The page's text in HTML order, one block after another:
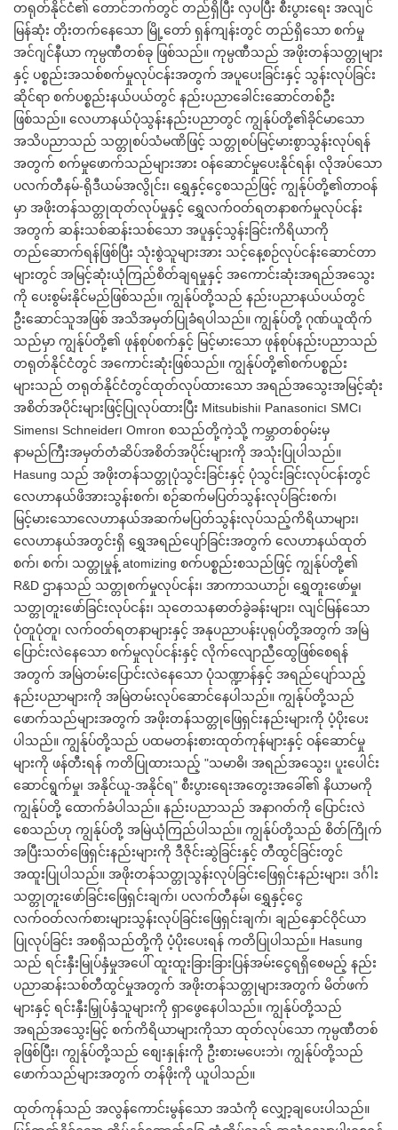
တရုတ်နိုင်ငံ၏ တောင်ဘက်တွင် တည်ရှိပြီး လှပပြီး စီးပွားရေး အလျင်
မြန်ဆုံး တိုးတက်နေသော မြို့တော် ရှန်ကျန်းတွင် တည်ရှိသော စက်မှု
အင်ဂျင်နီယာ ကုမ္ပဏီတစ်ခု ဖြစ်သည်။ ကုမ္ပဏီသည် အဖိုးတန်သတ္တုများ
နှင့် ပစ္စည်းအသစ်စက်မှုလုပ်ငန်းအတွက် အပူပေးခြင်းနှင့် သွန်းလုပ်ခြင်း
ဆိုင်ရာ စက်ပစ္စည်းနယ်ပယ်တွင် နည်းပညာခေါင်းဆောင်တစ်ဦး
ဖြစ်သည်။ လေဟာနယ်ပုံသွန်းနည်းပညာတွင် ကျွန်ုပ်တို့၏ခိုင်မာသော
အသိပညာသည် သတ္တုစပ်သံမဏိဖြင့် သတ္တုစပ်မြင့်မားစွာသွန်းလုပ်ရန်
အတွက် စက်မှုဖောက်သည်များအား ဝန်ဆောင်မှုပေးနိုင်ရန်၊ လိုအပ်သော
ပလက်တီနမ်-ရိုဒီယမ်အလွိုင်း၊ ရွှေနှင့်ငွေစသည်ဖြင့် ကျွန်ုပ်တို့၏တာဝန်
မှာ အဖိုးတန်သတ္တုထုတ်လုပ်မှုနှင့် ရွှေလက်ဝတ်ရတနာစက်မှုလုပ်ငန်း
အတွက် ဆန်းသစ်ဆန်းသစ်သော အပူနှင့်သွန်းခြင်းကိရိယာကို
တည်ဆောက်ရန်ဖြစ်ပြီး သုံးစွဲသူများအား သင့်နေ့စဉ်လုပ်ငန်းဆောင်တာ
များတွင် အမြင့်ဆုံးယုံကြည်စိတ်ချရမှုနှင့် အကောင်းဆုံးအရည်အသွေး
ကို ပေးစွမ်းနိုင်မည်ဖြစ်သည်။ ကျွန်ုပ်တို့သည် နည်းပညာနယ်ပယ်တွင်
ဦးဆောင်သူအဖြစ် အသိအမှတ်ပြုခံရပါသည်။ ကျွန်ုပ်တို့ ဂုဏ်ယူထိုက်
သည်မှာ ကျွန်ုပ်တို့၏ ဖုန်စုပ်စက်နှင့် မြင့်မားသော ဖုန်စုပ်နည်းပညာသည်
တရုတ်နိုင်ငံတွင် အကောင်းဆုံးဖြစ်သည်။ ကျွန်ုပ်တို့၏စက်ပစ္စည်း
များသည် တရုတ်နိုင်ငံတွင်ထုတ်လုပ်ထားသော အရည်အသွေးအမြင့်ဆုံး
အစိတ်အပိုင်းများဖြင့်ပြုလုပ်ထားပြီး Mitsubishi၊ Panasonic၊ SMC၊
Simens၊ Schneider၊ Omron စသည်တို့ကဲ့သို့ ကမ္ဘာတစ်ဝှမ်းမှ
နာမည်ကြီးအမှတ်တံဆိပ်အစိတ်အပိုင်းများကို အသုံးပြုပါသည်။
Hasung သည် အဖိုးတန်သတ္တုပုံသွင်းခြင်းနှင့် ပုံသွင်းခြင်းလုပ်ငန်းတွင်
လေဟာနယ်ဖိအားသွန်းစက်၊ စဉ်ဆက်မပြတ်သွန်းလုပ်ခြင်းစက်၊
မြင့်မားသောလေဟာနယ်အဆက်မပြတ်သွန်းလုပ်သည့်ကိရိယာများ၊
လေဟာနယ်အတွင်းရှိ ရွှေအရည်ပျော်ခြင်းအတွက် လေဟာနယ်ထုတ်
စက်၊ စက်၊ သတ္တုမှုန့် atomizing စက်ပစ္စည်းစသည်ဖြင့် ကျွန်ုပ်တို့၏
R&D ဌာနသည် သတ္တုစက်မှုလုပ်ငန်း၊ အာကာသယာဉ်၊ ရွှေတူးဖော်မှု၊
သတ္တုတူးဖော်ခြင်းလုပ်ငန်း၊ သုတေသနဓာတ်ခွဲခန်းများ၊ လျင်မြန်သော
ပုံတူပုံတူ၊ လက်ဝတ်ရတနာများနှင့် အနုပညာပန်းပုရုပ်တို့အတွက် အမြဲ
ပြောင်းလဲနေသော စက်မှုလုပ်ငန်းနှင့် လိုက်လျောညီထွေဖြစ်စေရန်
အတွက် အမြဲတမ်းပြောင်းလဲနေသော ပုံသဏ္ဍာန်နှင့် အရည်ပျော်သည့်
နည်းပညာများကို အမြဲတမ်းလုပ်ဆောင်နေပါသည်။ ကျွန်ုပ်တို့သည်
ဖောက်သည်များအတွက် အဖိုးတန်သတ္တုဖြေရှင်းနည်းများကို ပံ့ပိုးပေး
ပါသည်။ ကျွန်ုပ်တို့သည် ပထမတန်းစားထုတ်ကုန်များနှင့် ဝန်ဆောင်မှု
များကို ဖန်တီးရန် ကတိပြုထားသည့် "သမာဓိ၊ အရည်အသွေး၊ ပူးပေါင်း
ဆောင်ရွက်မှု၊ အနိုင်ယူ-အနိုင်ရ" စီးပွားရေးအတွေးအခေါ်၏ နိယာမကို
ကျွန်ုပ်တို့ ထောက်ခံပါသည်။ နည်းပညာသည် အနာဂတ်ကို ပြောင်းလဲ
စေသည်ဟု ကျွန်ုပ်တို့ အမြဲယုံကြည်ပါသည်။ ကျွန်ုပ်တို့သည် စိတ်ကြိုက်
အပြီးသတ်ဖြေရှင်းနည်းများကို ဒီဇိုင်းဆွဲခြင်းနှင့် တီထွင်ခြင်းတွင်
အထူးပြုပါသည်။ အဖိုးတန်သတ္တုသွန်းလုပ်ခြင်းဖြေရှင်းနည်းများ၊ ဒင်္ဂါး
သတ္တုတူးဖော်ခြင်းဖြေရှင်းချက်၊ ပလက်တီနမ်၊ ရွှေနှင့်ငွေ
လက်ဝတ်လက်စားများသွန်းလုပ်ခြင်းဖြေရှင်းချက်၊ ချည်နှောင်ဝိုင်ယာ
ပြုလုပ်ခြင်း အစရှိသည်တို့ကို ပံ့ပိုးပေးရန် ကတိပြုပါသည်။ Hasung
သည် ရင်းနှီးမြုပ်နှံမှုအပေါ် ထူးထူးခြားခြားပြန်အမ်းငွေရရှိစေမည့် နည်း
ပညာဆန်းသစ်တီထွင်မှုအတွက် အဖိုးတန်သတ္တုများအတွက် မိတ်ဖက်
များနှင့် ရင်းနှီးမြှုပ်နှံသူများကို ရှာဖွေနေပါသည်။ ကျွန်ုပ်တို့သည်
အရည်အသွေးမြင့် စက်ကိရိယာများကိုသာ ထုတ်လုပ်သော ကုမ္ပဏီတစ်
ခုဖြစ်ပြီး၊ ကျွန်ုပ်တို့သည် စျေးနှုန်းကို ဦးစားမပေးဘဲ၊ ကျွန်ုပ်တို့သည်
ဖောက်သည်များအတွက် တန်ဖိုးကို ယူပါသည်။
ထုတ်ကုန်သည် အလွန်ကောင်းမွန်သော အသံကို လျှော့ချပေးပါသည်။